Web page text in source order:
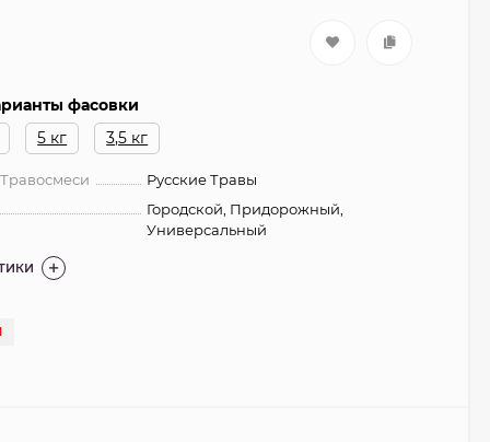
фасовки
5 кг 3,5 кг
Русские Травы
Городской, Придорожный,
Универсальный